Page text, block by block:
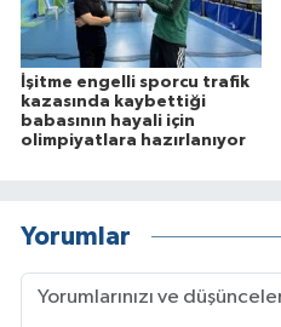
İşitme engelli sporcu trafik
kazasında kaybettiği
babasının hayali için
olimpiyatlara hazırlanıyor
Yorumlar